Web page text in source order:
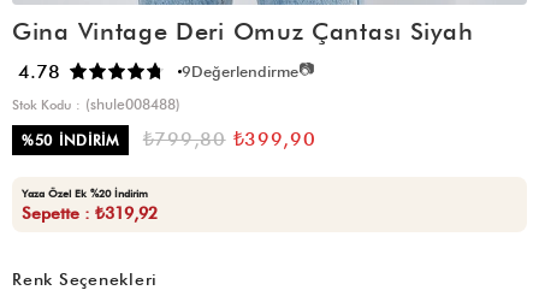
Gina Vintage Deri Omuz Çantası Siyah
4.78 9Değerlendirme📷
Stok Kodu
(shule008488)
%50 İNDIRIM ₺799,80 ₺399,90
Yaza Özel Ek %20 İndirim
Sepette : ₺319,92
Renk Seçenekleri